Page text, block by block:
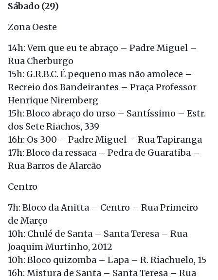
Sábado (29)
Zona Oeste
14h: Vem que eu te abraço – Padre Miguel –
Rua Cherburgo
15h: G.R.B.C. É pequeno mas não amolece –
Recreio dos Bandeirantes – Praça Professor
Henrique Niremberg
15h: Bloco abraço do urso – Santíssimo – Estr.
dos Sete Riachos, 339
16h: Os 300 – Padre Miguel – Rua Tapiranga
17h: Bloco da ressaca – Pedra de Guaratiba –
Rua Barros de Alarcão
Centro
7h: Bloco da Anitta – Centro – Rua Primeiro
de Março
10h: Chulé de Santa – Santa Teresa – Rua
Joaquim Murtinho, 2012
10h: Bloco quizomba – Lapa – R. Riachuelo, 15
16h: Mistura de Santa – Santa Teresa – Rua